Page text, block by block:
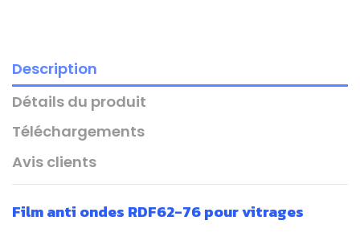
Description
Détails du produit
Téléchargements
Avis clients
Film anti ondes RDF62-76 pour vitrages